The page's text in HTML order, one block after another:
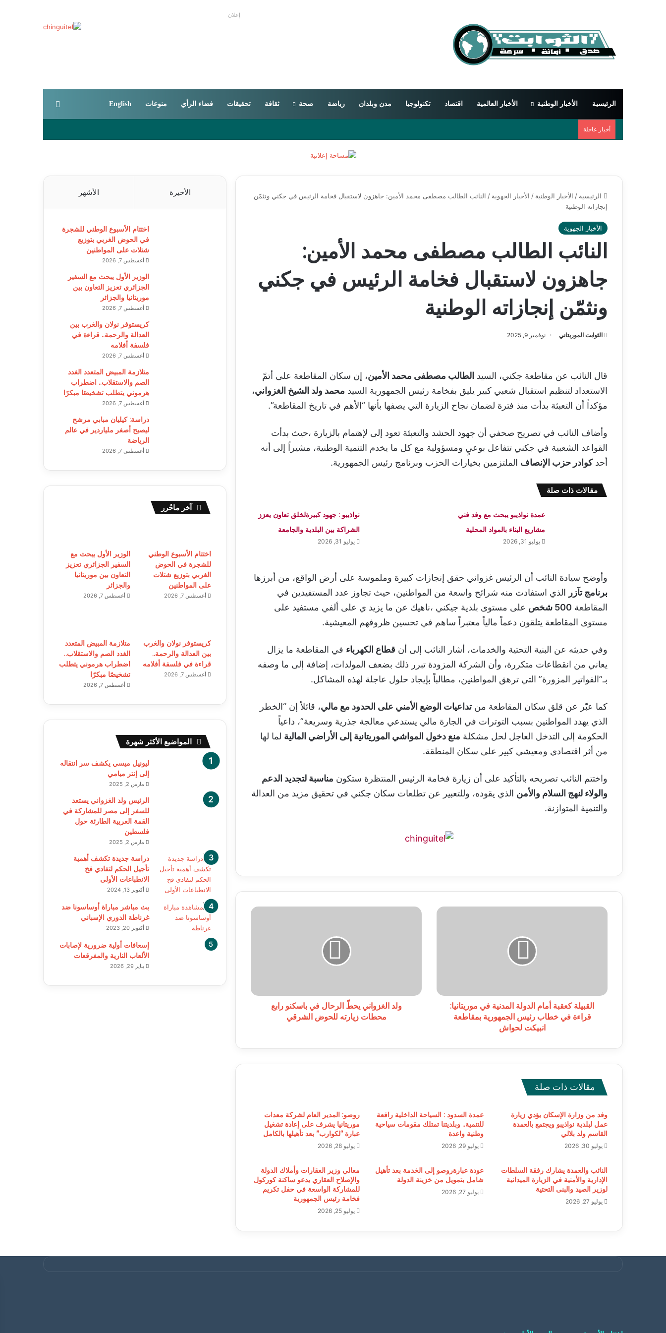
إعلان
الرئيسية الأخبار الوطنية الأخبار العالمية اقتصاد تكنولوجيا مدن وبلدان رياضة صحة ثقافة تحقيقات فضاء الرأي منوعات English
أخبار عاجلة
الرئيسية / الأخبار الوطنية / الأخبار الجهوية / النائب الطالب مصطفى محمد الأمين: جاهزون لاستقبال فخامة الرئيس في جكني ونثمّن
إنجازاته الوطنية
الأخبار الجهوية
النائب الطالب مصطفى محمد الأمين:
جاهزون لاستقبال فخامة الرئيس في جكني
ونثمّن إنجازاته الوطنية
الثوابت الموريتاني نوفمبر 9, 2025
قال النائب عن مقاطعة جكني، السيد الطالب مصطفى محمد الأمين، إن سكان المقاطعة على أتمّ
الاستعداد لتنظيم استقبال شعبي كبير يليق بفخامة رئيس الجمهورية السيد محمد ولد الشيخ الغزواني،
مؤكداً أن التعبئة بدأت منذ فترة لضمان نجاح الزيارة التي يصفها بأنها “الأهم في تاريخ المقاطعة”.
وأضاف النائب في تصريح صحفي أن جهود الحشد والتعبئة تعود إلى لإهتمام بالزيارة ،حيث بدأت
القواعد الشعبية في جكني تتفاعل بوعيٍ ومسؤولية مع كل ما يخدم التنمية الوطنية، مشيراً إلى أنه
أحدكوادر حزب الإنصاف الملتزمين بخيارات الحزب وبرنامج رئيس الجمهورية.
مقالات ذات صلة
عمدة نواذيبو يبحث مع وفد فني
مشاريع البناء بالمواد المحلية
يوليو 31, 2026
نواذيبو : جهود كبيرةلخلق تعاون يعزز
الشراكة بين البلدية والجامعة
يوليو 31, 2026
وأوضح سيادة النائب أن الرئيس غزواني حقق إنجازات كبيرة وملموسة على أرض الواقع، من أبرزها
برنامج تآزر الذي استفادت منه شرائح واسعة من المواطنين، حيث تجاوز عدد المستفيدين في
المقاطعة 500 شخص
على مستوى بلدية جيكني ،ناهيك عن ما يزيد ي على ألفي مستفيد على
مستوى المقاطعة يتلقون دعماً مالياً معتبراً ساهم في تحسين ظروفهم المعيشية.
وفي حديثه عن البنية التحتية والخدمات، أشار النائب إلى أن قطاع الكهرباء في المقاطعة ما يزال
يعاني من انقطاعات متكررة، وأن الشركة المزودة تبرر ذلك بضعف المولدات، إضافة إلى ما وصفه
بـ”الفواتير المزورة” التي ترهق المواطنين، مطالباً بإيجاد حلول عاجلة لهذه المشاكل.
كما عبّر عن قلق سكان المقاطعة منتداعيات الوضع الأمني على الحدود مع مالي، قائلاً إن “الخطر
الذي يهدد المواطنين بسبب التوترات في الجارة مالي يستدعي معالجة جذرية وسريعة”، داعياً
الحكومة إلى التدخل العاجل لحل مشكلة منع دخول المواشي الموريتانية إلى الأراضي المالية لما لها
من أثر اقتصادي ومعيشي كبير على سكان المنطقة.
واختتم النائب تصريحه بالتأكيد على أن زيارة فخامة الرئيس المنتظرة ستكون مناسبة لتجديد الدعم
والولاء لنهج السلام والأمن الذي يقوده، وللتعبير عن تطلعات سكان جكني في تحقيق مزيد من العدالة
والتنمية المتوازنة.
القبيلة
في
خطابالقبيلة كعقبة أمام الدولة المدنية في موريتانيا:
قراءة في خطاب رئيس الجمهورية بمقاطعة
انبيكت لحواش
ولد
زيارته
ولد الغزواني يحطّ الرحال في باسكنو رابع
محطات زيارته للحوض الشرقي
مقالات ذات صلة
وفد من وزارة الإسكان يؤدي زيارة
عمل لبلدية نواذيبو ويجتمع بالعمدة
القاسم ولد بلالي
يوليو 30, 2026
عمدة السدود : السياحة الداخلية رافعة
للتنمية.. وبلديتنا تمتلك مقومات سياحية
وطنية واعدة
يوليو 29, 2026
روصو: المدير العام لشركة معدات
موريتانيا يشرف على إعادة تشغيل
عبارة “لكوارب” بعد تأهيلها بالكامل
يوليو 28, 2026
النائب والعمدة يشارك رفقة السلطات
الإدارية والأمنية في الزيارة الميدانية
لوزير الصيد والبنى التحتية
يوليو 27, 2026
عودة عبارةروصو إلى الخدمة بعد تأهيل
شامل بتمويل من خزينة الدولة
يوليو 27, 2026
معالي وزير العقارات وأملاك الدولة
والإصلاح العقاري يدعو ساكنة كوركول
للمشاركة الواسعة في حفل تكريم
فخامة رئيس الجمهورية
يوليو 25, 2026
الأخيرة الأشهر
اختتام الأسبوع الوطني للشجرة
في الحوض الغربي بتوزيع
شتلات على المواطنين
أغسطس 7, 2026
الوزير الأول يبحث مع السفير
الجزائري تعزيز التعاون بين
موريتانيا والجزائر
أغسطس 7, 2026
كريستوفر نولان والغرب بين
العدالة والرحمة.. قراءة في
فلسفة أفلامه
أغسطس 7, 2026
متلازمة المبيض المتعدد الغدد
الصم والاستقلاب.. اضطراب
هرموني يتطلب تشخيصًا مبكرًا
أغسطس 7, 2026
دراسة: كيليان مبابي مرشح
ليصبح أصغر ملياردير في عالم
الرياضة
أغسطس 7, 2026
آخر ماحُرر
اختتام الأسبوع الوطني
للشجرة في الحوض
الغربي بتوزيع شتلات
على المواطنين
أغسطس 7, 2026
الوزير الأول يبحث مع
السفير الجزائري تعزيز
التعاون بين موريتانيا
والجزائر
أغسطس 7, 2026
كريستوفر نولان والغرب
بين العدالة والرحمة..
قراءة في فلسفة أفلامه
أغسطس 7, 2026
متلازمة المبيض المتعدد
الغدد الصم والاستقلاب..
اضطراب هرموني يتطلب
تشخيصًا مبكرًا
أغسطس 7, 2026
المواضيع الأكثر شهرة
ليونيل ميسي يكشف سر انتقاله
إلى إنتر ميامي
مارس 2, 2025
الرئيس ولد الغزواني يستعد
للسفر إلى مصر للمشاركة في
القمة العربية الطارئة حول
فلسطين
مارس 2, 2025
دراسة جديدة تكشف أهمية
تأجيل الحكم لتفادي فخ
الانطباعات الأولى
أكتوبر 13, 2024
بث مباشر مباراة أوساسونا ضد
غرناطة الدوري الإسباني
أكتوبر 20, 2023
إسعافات أولية ضرورية لإصابات
الألعاب النارية والمفرقعات
يناير 29, 2026